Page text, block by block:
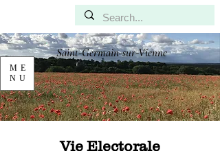
Saint-Germain-sur-Vienne
ME
NU
Vie Electorale